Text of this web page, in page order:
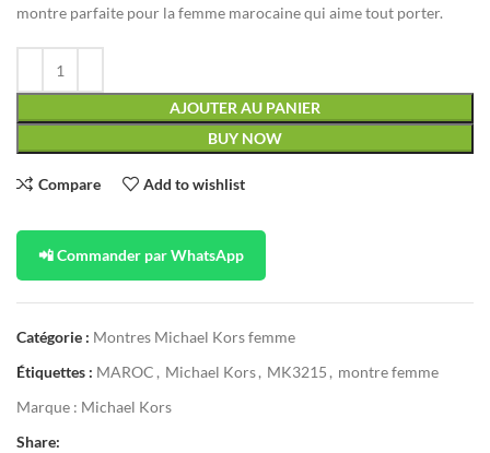
montre parfaite pour la femme marocaine qui aime tout porter.
AJOUTER AU PANIER
BUY NOW
Compare Add to wishlist
📲 Commander par WhatsApp
Catégorie : Montres Michael Kors femme
Étiquettes : MAROC , Michael Kors, MK3215 , montre femme
Marque : Michael Kors
Share: